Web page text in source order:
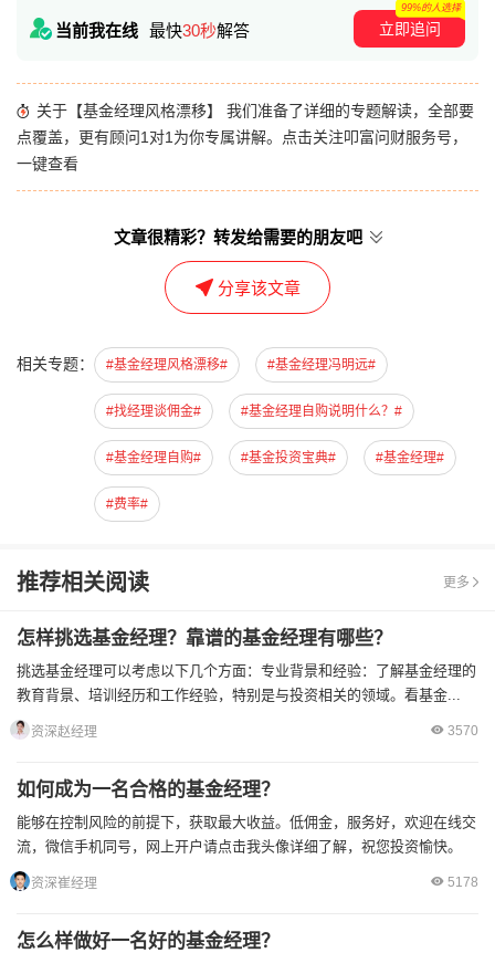
当前我在线 最快30秒解答 立即追问
99%的人选择
关于【基金经理风格漂移】 我们准备了详细的专题解读，全部要
点覆盖，更有顾问1对1为你专属讲解。点击关注叩富问财服务号，
一键查看
文章很精彩？转发给需要的朋友吧
分享该文章
相关专题： #基金经理风格漂移# #基金经理冯明远#
#找经理谈佣金# #基金经理自购说明什么？#
#基金经理自购# #基金投资宝典# #基金经理#
#费率#
推荐相关阅读 更多
怎样挑选基金经理？靠谱的基金经理有哪些？
挑选基金经理可以考虑以下几个方面：专业背景和经验：了解基金经理的
教育背景、培训经历和工作经验，特别是与投资相关的领域。看基金...
资深赵经理 3570
如何成为一名合格的基金经理？
能够在控制风险的前提下，获取最大收益。低佣金，服务好，欢迎在线交
流，微信手机同号，网上开户请点击我头像详细了解，祝您投资愉快。
资深崔经理 5178
怎么样做好一名好的基金经理？